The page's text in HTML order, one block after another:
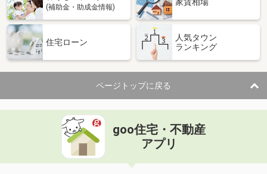
(補助金・助成金情報)
家賃相場
住宅ローン
人気タウン
ランキング
ページトップに戻る
goo住宅・不動産
アプリ